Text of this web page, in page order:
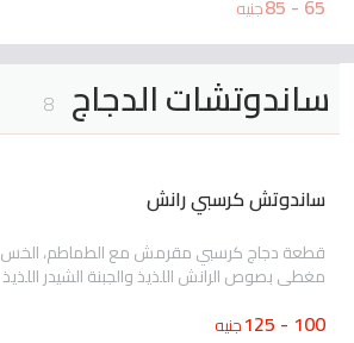
جنيه
ساندوتشات الدجاج 8
ساندوتش كرسبي رانش
قطعة دجاج كرسبي مقرمش مع الطماطم، الخس
مغطى بصوص الرانش اللذيذ والجبنة الشيدر اللذيذ
100 - 125 جنيه